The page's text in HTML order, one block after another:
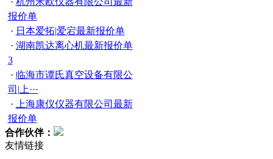
报价单
· 日本爱拓|爱宕最新报价单
· 湖南凯达离心机最新报价单
3
· 临海市谭氏真空设备有限公
司|上···
·
上海康仪仪器有限公司最新
报价单
合作伙伴：
友情链接